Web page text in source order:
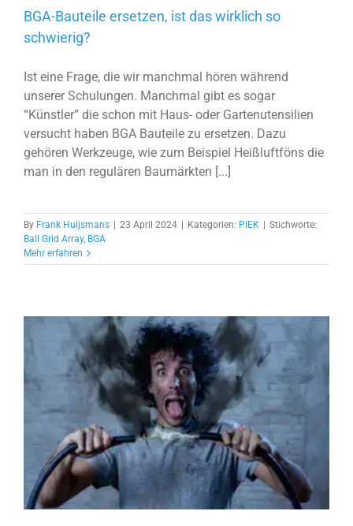
BGA-Bauteile ersetzen, ist das wirklich so
schwierig?
Ist eine Frage, die wir manchmal hören während
unserer Schulungen. Manchmal gibt es sogar
“Künstler” die schon mit Haus- oder Gartenutensilien
versucht haben BGA Bauteile zu ersetzen. Dazu
gehören Werkzeuge, wie zum Beispiel Heißluftföns die
man in den regulären Baumärkten [...]
By Frank Huijsmans 23 April 2024 Kategorien: PIEK
Stichworte:
Ball Grid Array, BGA
Mehr erfahren